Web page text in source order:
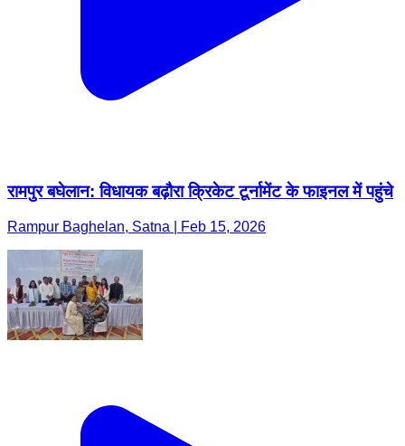
रामपुर बघेलान: विधायक बढ़ौरा क्रिकेट टूर्नामेंट के फाइनल में पहुंचे
Rampur Baghelan, Satna | Feb 15, 2026